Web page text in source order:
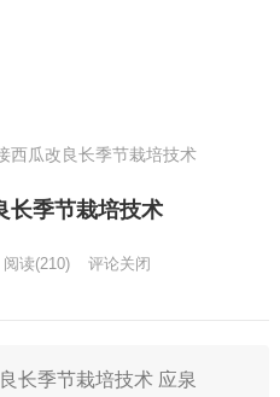
西瓜改良长季节栽培技术
长季节栽培技术
阅读(210) 评论关闭
长季节栽培技术 应泉